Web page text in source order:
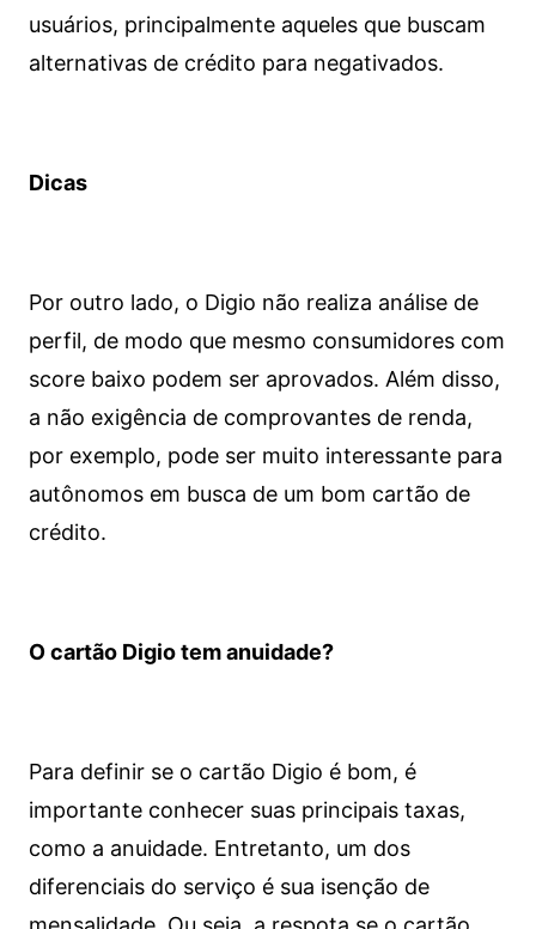
usuários, principalmente aqueles que buscam
alternativas de crédito para negativados.
Dicas
Por outro lado, o Digio não realiza análise de
perfil, de modo que mesmo consumidores com
score baixo podem ser aprovados. Além disso,
a não exigência de comprovantes de renda,
por exemplo, pode ser muito interessante para
autônomos em busca de um bom cartão de
crédito.
O cartão Digio tem anuidade?
Para definir se o cartão Digio é bom, é
importante conhecer suas principais taxas,
como a anuidade. Entretanto, um dos
diferenciais do serviço é sua isenção de